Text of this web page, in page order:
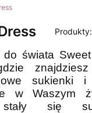
Produkty:
świata
sukienki
w Waszym
stały się